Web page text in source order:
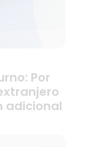
Por
adicional